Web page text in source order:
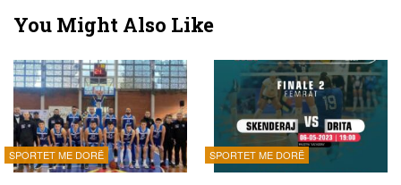
You Might Also Like
SPORTET ME DORË SPORTET ME DORË